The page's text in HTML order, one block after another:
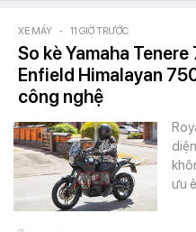
XE MÁY - 11 GIỜ TRƯỚC
So kè Yamaha
Enfield Himalayan
công nghệ
ưu